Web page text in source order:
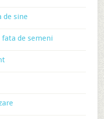
de sine
de semeni